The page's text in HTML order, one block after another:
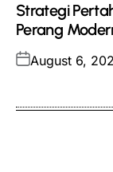
Strategi
Perang
Posted
August 6,